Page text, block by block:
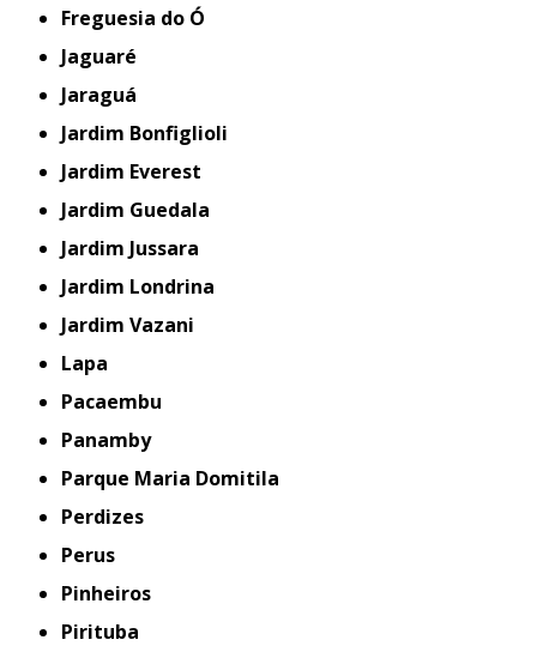
Freguesia do Ó
Jaguaré
Jaraguá
Jardim Bonfiglioli
Jardim Everest
Jardim Guedala
Jardim Jussara
Jardim Londrina
Jardim Vazani
Lapa
Pacaembu
Panamby
Parque Maria Domitila
Perdizes
Perus
Pinheiros
Pirituba